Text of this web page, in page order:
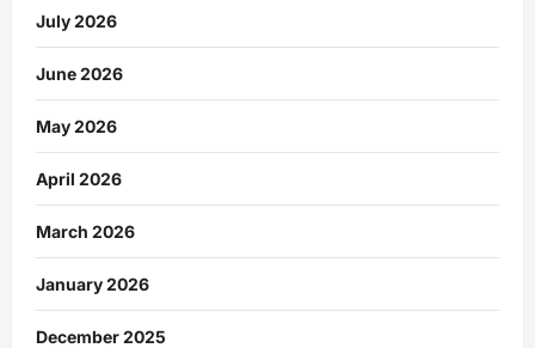
July 2026
June 2026
May 2026
April 2026
March 2026
January 2026
December 2025